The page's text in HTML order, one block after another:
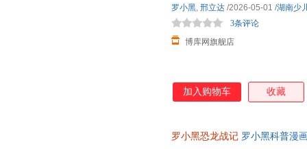
博库网旗舰店
3条评论
罗小黑, 邢立达 /2026-05-01 /湖南少
加入购物车 收藏
罗小黑恐龙战记 罗小黑科普漫